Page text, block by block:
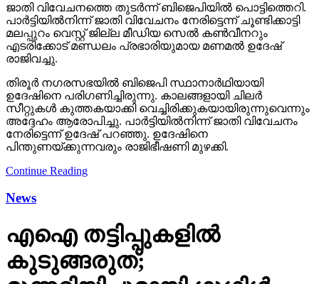
ജാതി വിവേചനത്തെ തുടര്‍ന്ന് ബിജെപിയില്‍ പൊട്ടിത്തെറി.
പാര്‍ട്ടിയില്‍നിന്ന് ജാതി വിവേചനം നേരിട്ടെന്ന് ചൂണ്ടിക്കാട്ടി
മലപ്പുറം വെസ്റ്റ് ജില്ല മീഡിയ സെല്‍ കണ്‍വീനറും
എടരിക്കോട് മണ്ഡലം പ്രഭാരിയുമായ മണമല്‍ ഉദേഷ്
രാജിവച്ചു.
തിരൂര്‍ നഗരസഭയില്‍ ബിജെപി സ്ഥാനാര്‍ഥിയായി
ഉദേഷിനെ പരിഗണിച്ചിരുന്നു. കാലങ്ങളായി ചിലര്‍
സീറ്റുകള്‍ കുത്തകയാക്കി വെച്ചിരിക്കുകയായിരുന്നുവെന്നും
അദ്ദേഹം ആരോപിച്ചു. പാര്‍ട്ടിയില്‍നിന്ന് ജാതി വിവേചനം
നേരിട്ടെന്ന് ഉദേഷ് പറഞ്ഞു. ഉദേഷിനെ
പിന്തുണയ്ക്കുന്നവരും രാജിഭീഷണി മുഴക്കി.
Continue Reading
News
എഐ തട്ടിപ്പുകളില്‍
കുടുങ്ങരുത്;